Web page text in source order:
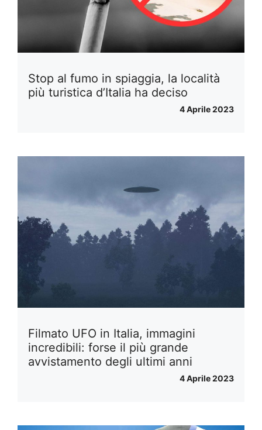
Stop al fumo in spiaggia, la località
più turistica d’Italia ha deciso
4 Aprile 2023
Filmato UFO in Italia, immagini
incredibili: forse il più grande
avvistamento degli ultimi anni
4 Aprile 2023